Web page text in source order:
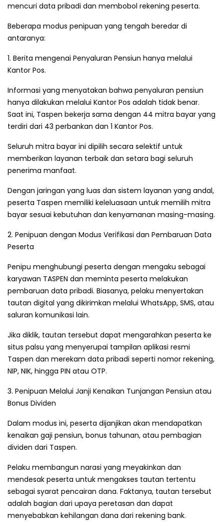
mencuri data pribadi dan membobol rekening peserta.
Beberapa modus penipuan yang tengah beredar di
antaranya:
1. Berita mengenai Penyaluran Pensiun hanya melalui
Kantor Pos.
Informasi yang menyatakan bahwa penyaluran pensiun
hanya dilakukan melalui Kantor Pos adalah tidak benar.
Saat ini, Taspen bekerja sama dengan 44 mitra bayar yang
terdiri dari 43 perbankan dan 1 Kantor Pos.
Seluruh mitra bayar ini dipilih secara selektif untuk
memberikan layanan terbaik dan setara bagi seluruh
penerima manfaat.
Dengan jaringan yang luas dan sistem layanan yang andal,
peserta Taspen memiliki keleluasaan untuk memilih mitra
bayar sesuai kebutuhan dan kenyamanan masing-masing.
2. Penipuan dengan Modus Verifikasi dan Pembaruan Data
Peserta
Penipu menghubungi peserta dengan mengaku sebagai
karyawan TASPEN dan meminta peserta melakukan
pembaruan data pribadi. Biasanya, pelaku menyertakan
tautan digital yang dikirimkan melalui WhatsApp, SMS, atau
saluran komunikasi lain.
Jika diklik, tautan tersebut dapat mengarahkan peserta ke
situs palsu yang menyerupai tampilan aplikasi resmi
Taspen dan merekam data pribadi seperti nomor rekening,
NIP, NIK, hingga PIN atau OTP.
3. Penipuan Melalui Janji Kenaikan Tunjangan Pensiun atau
Bonus Dividen
Dalam modus ini, peserta dijanjikan akan mendapatkan
kenaikan gaji pensiun, bonus tahunan, atau pembagian
dividen dari Taspen.
Pelaku membangun narasi yang meyakinkan dan
mendesak peserta untuk mengakses tautan tertentu
sebagai syarat pencairan dana. Faktanya, tautan tersebut
adalah bagian dari upaya peretasan dan dapat
menyebabkan kehilangan dana dari rekening bank.